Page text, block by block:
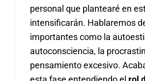
personal que plantearé en
intensificarán. Hablaremos
importantes como la
autoconsciencia, la
pensamiento excesivo.